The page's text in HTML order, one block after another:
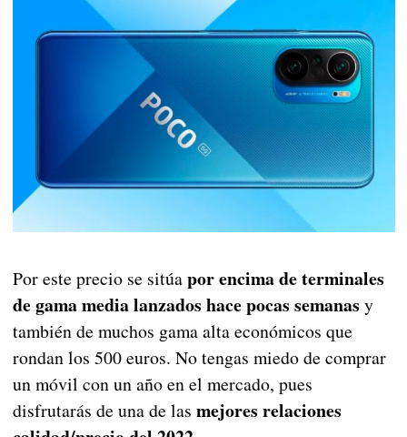
Por este precio se sitúapor encima de terminales
de gama media lanzados hace pocas semanas y
también de muchos gama alta económicos que
rondan los 500 euros. No tengas miedo de comprar
un móvil con un año en el mercado, pues
disfrutarás de una de las mejores relaciones